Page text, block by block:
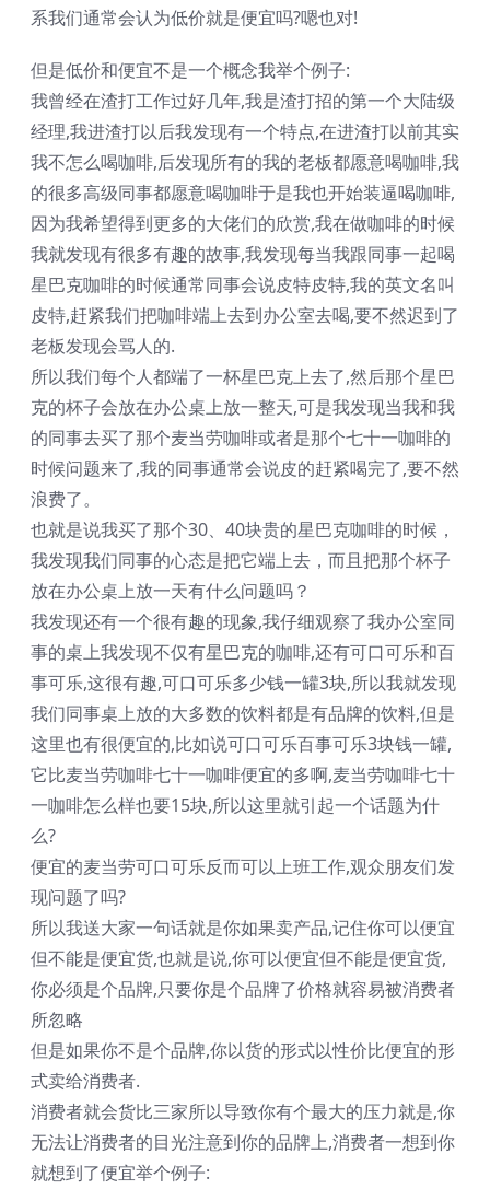
系我们通常会认为低价就是便宜吗?嗯也对!
但是低价和便宜不是一个概念我举个例子:
我曾经在渣打工作过好几年,我是渣打招的第一个大陆级
经理,我进渣打以后我发现有一个特点,在进渣打以前其实
我不怎么喝咖啡,后发现所有的我的老板都愿意喝咖啡,我
的很多高级同事都愿意喝咖啡于是我也开始装逼喝咖啡,
因为我希望得到更多的大佬们的欣赏,我在做咖啡的时候
我就发现有很多有趣的故事,我发现每当我跟同事一起喝
星巴克咖啡的时候通常同事会说皮特皮特,我的英文名叫
皮特,赶紧我们把咖啡端上去到办公室去喝,要不然迟到了
老板发现会骂人的.
所以我们每个人都端了一杯星巴克上去了,然后那个星巴
克的杯子会放在办公桌上放一整天,可是我发现当我和我
的同事去买了那个麦当劳咖啡或者是那个七十一咖啡的
时候问题来了,我的同事通常会说皮的赶紧喝完了,要不然
浪费了。
也就是说我买了那个30、40块贵的星巴克咖啡的时候，
我发现我们同事的心态是把它端上去，而且把那个杯子
放在办公桌上放一天有什么问题吗？
我发现还有一个很有趣的现象,我仔细观察了我办公室同
事的桌上我发现不仅有星巴克的咖啡,还有可口可乐和百
事可乐,这很有趣,可口可乐多少钱一罐3块,所以我就发现
我们同事桌上放的大多数的饮料都是有品牌的饮料,但是
这里也有很便宜的,比如说可口可乐百事可乐3块钱一罐,
它比麦当劳咖啡七十一咖啡便宜的多啊,麦当劳咖啡七十
一咖啡怎么样也要15块,所以这里就引起一个话题为什
么?
便宜的麦当劳可口可乐反而可以上班工作,观众朋友们发
现问题了吗?
所以我送大家一句话就是你如果卖产品,记住你可以便宜
但不能是便宜货,也就是说,你可以便宜但不能是便宜货,
你必须是个品牌,只要你是个品牌了价格就容易被消费者
所忽略
但是如果你不是个品牌,你以货的形式以性价比便宜的形
式卖给消费者.
消费者就会货比三家所以导致你有个最大的压力就是,你
无法让消费者的目光注意到你的品牌上,消费者一想到你
就想到了便宜举个例子: